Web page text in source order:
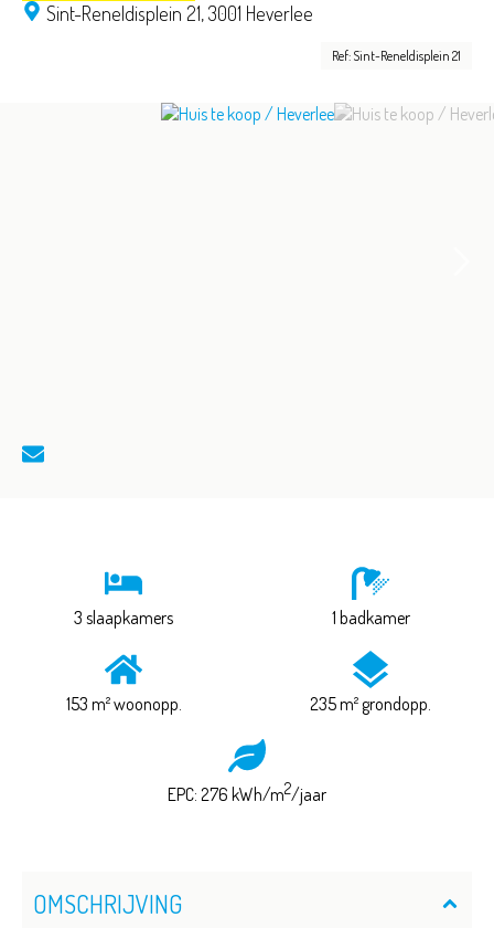
Sint-Reneldisplein 21,3001 Heverlee
Ref: Sint-Reneldisplein 21
3 slaapkamers 1 badkamer
153 m² woonopp. 235 m² grondopp.
EPC: 276 kWh/m2/jaar
OMSCHRIJVING